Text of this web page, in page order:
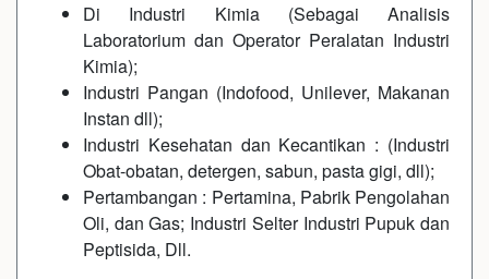
Di Industri Kimia (Sebagai Analisis
Laboratorium dan Operator Peralatan Industri
Kimia);
Industri Pangan (Indofood, Unilever, Makanan
Instan dll);
Industri Kesehatan dan Kecantikan : (Industri
Obat-obatan, detergen, sabun, pasta gigi, dll);
Pertambangan : Pertamina, Pabrik Pengolahan
Oli, dan Gas; Industri Selter Industri Pupuk dan
Peptisida, Dll.